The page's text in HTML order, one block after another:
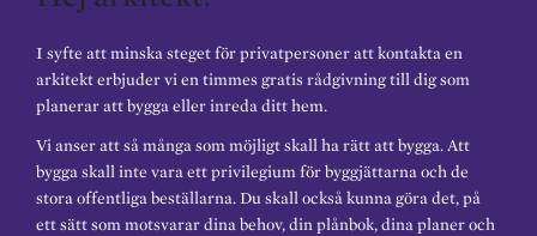
I syfte att minska steget för privatpersoner att kontakta en
arkitekt erbjuder vi en timmes gratis rådgivning till dig som
planerar att bygga eller inreda ditt hem.
Vi anser att så många som möjligt skall ha rätt att bygga. Att
bygga skall inte vara ett privilegium för byggjättarna och de
stora offentliga beställarna. Du skall också kunna göra det, på
ett sätt som motsvarar dina behov, din plånbok, dina planer och